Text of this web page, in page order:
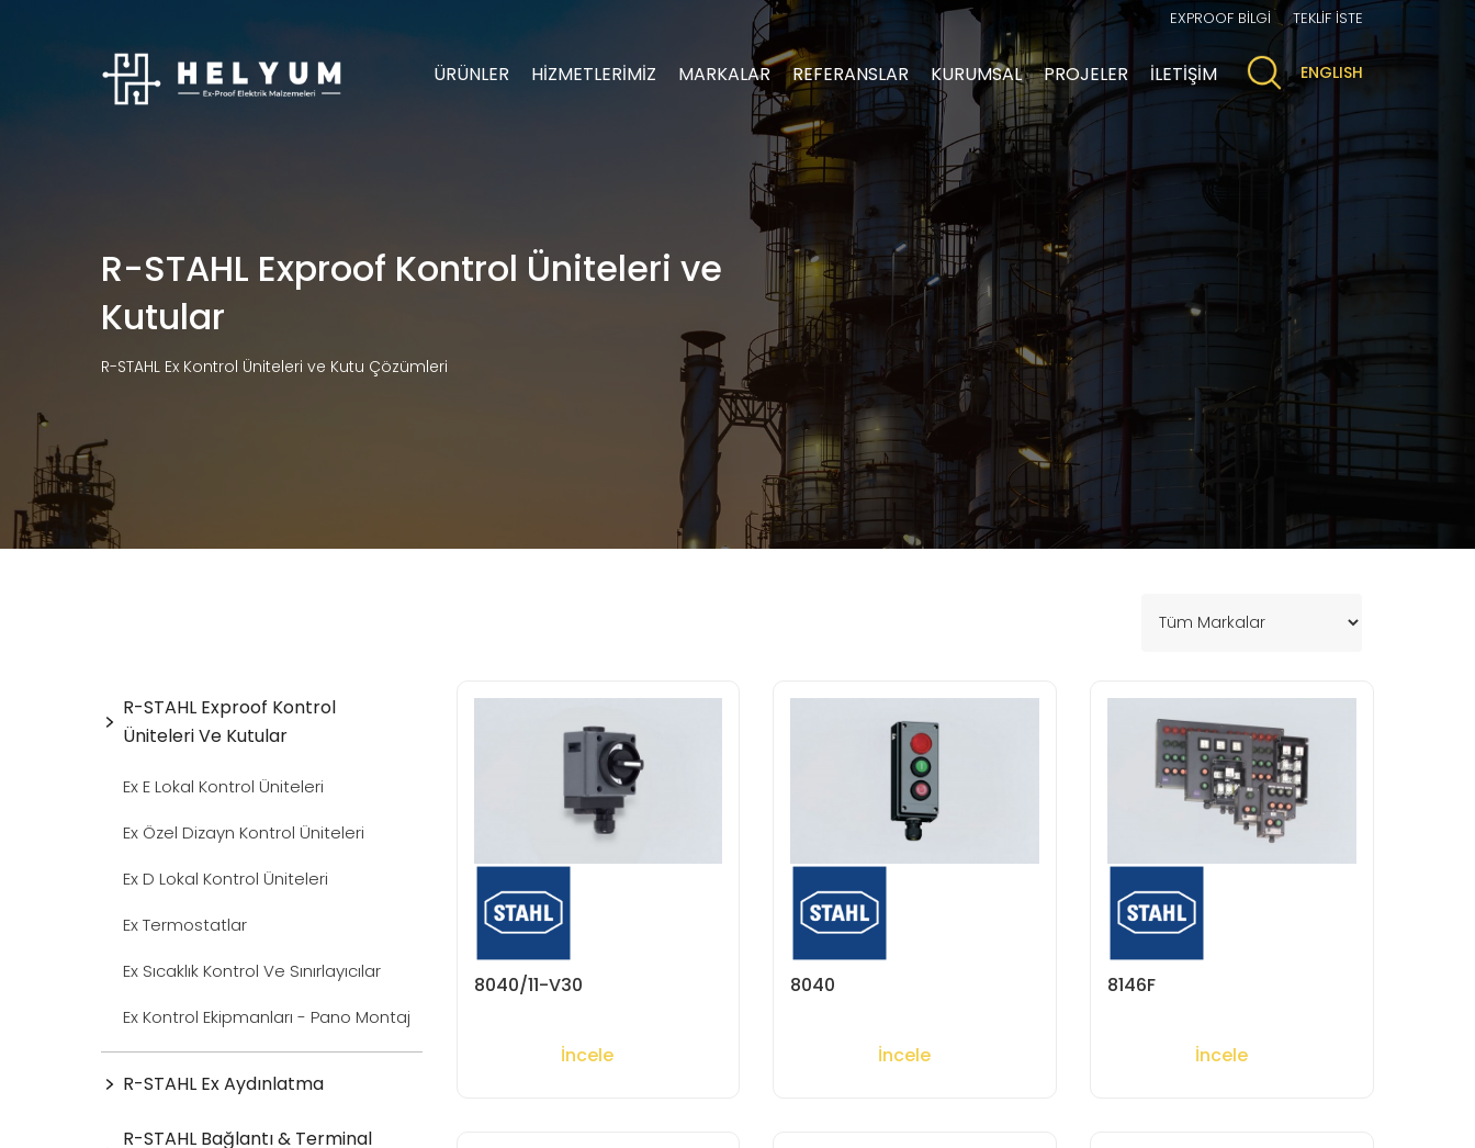
TEKLİF İSTE
EXPROOF BİLGİ
ENGLISH
ÜRÜNLER HİZMETLERİMİZ MARKALAR REFERANSLAR KURUMSAL PROJELER İLETİŞİM
R-STAHL Exproof Kontrol Üniteleri ve
Kutular
R-STAHL Ex Kontrol Üniteleri ve Kutu Çözümleri
R-STAHL Exproof Kontrol
Üniteleri Ve Kutular
Ex E Lokal Kontrol Üniteleri
Ex Özel Dizayn Kontrol Üniteleri
Ex D Lokal Kontrol Üniteleri
Ex Termostatlar
Ex Sıcaklık Kontrol Ve Sınırlayıcılar
Ex Kontrol Ekipmanları - Pano Montaj
R-STAHL Ex Aydınlatma
R-STAHL Bağlantı & Terminal
8040/11-V30
İncele
8040
İncele
8146F
İncele